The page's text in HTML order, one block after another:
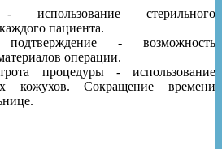
- использование стерильного
пациента.
подтверждение - возможность
операции.
процедуры - использование
кожухов. Сокращение времени